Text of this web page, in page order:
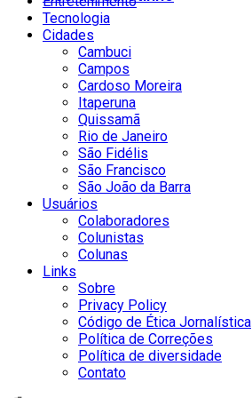
Tecnologia
Cidades
Cambuci
Campos
Cardoso Moreira
Itaperuna
Quissamã
Rio de Janeiro
São Fidélis
São Francisco
São João da Barra
Usuários
Colaboradores
Colunistas
Colunas
Links
Sobre
Privacy Policy
Código de Ética Jornalística
Política de Correções
Política de diversidade
Contato